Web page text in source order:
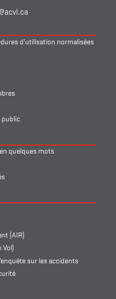
d’utilisation normalisées
quelques mots
(AIR)
Vol)
sur les accidents